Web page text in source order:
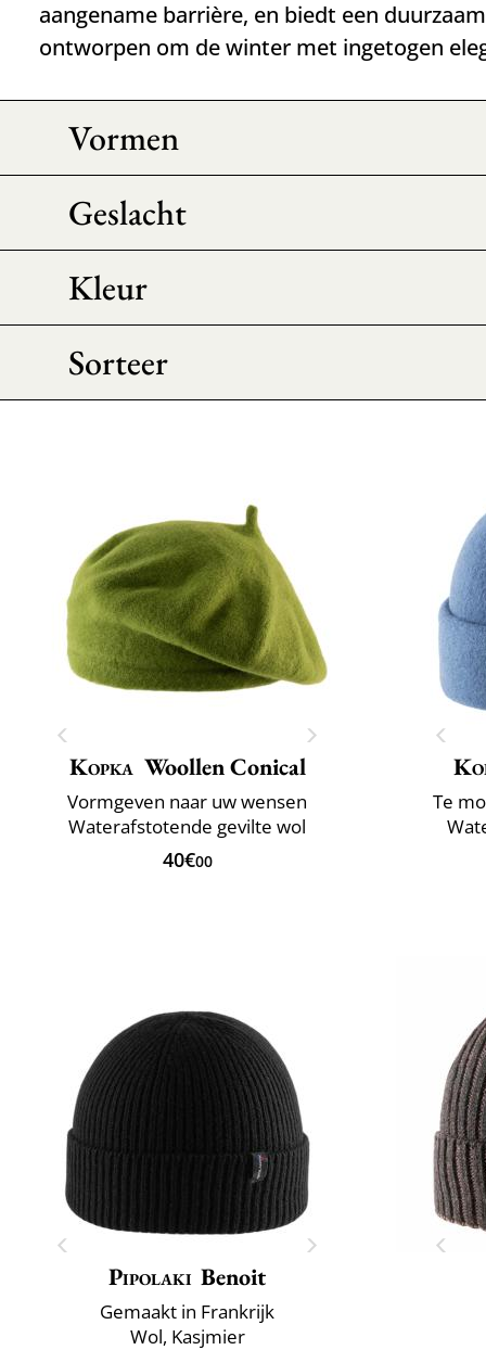
aangename barrière, en biedt een
ontworpen om de winter met ingetogen
Vormen
Geslacht
Kleur
Sorteer
Kopka Woollen Conical
Vormgeven naar uw wensen
Waterafstotende gevilte wol
40€00
Te
Pipolaki Benoit
Gemaakt in Frankrijk
Wol, Kasjmier